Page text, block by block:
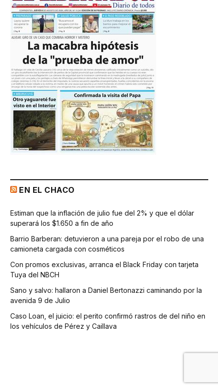
EN EL CHACO
Estiman que la inflación de julio fue del 2% y que el dólar
superará los $1.650 a fin de año
Barrio Barberan: detuvieron a una pareja por el robo de una
camioneta cargada con cosméticos
Con promos exclusivas, arranca el Black Friday con tarjeta
Tuya del NBCH
Sano y salvo: hallaron a Daniel Bertonazzi caminando por la
avenida 9 de Julio
Caso Loan, el juicio: el perito confirmó rastros de del niño en
los vehículos de Pérez y Caillava